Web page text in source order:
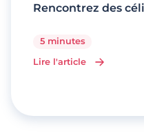
Rencontrez des
5 minutes
Lire l'article